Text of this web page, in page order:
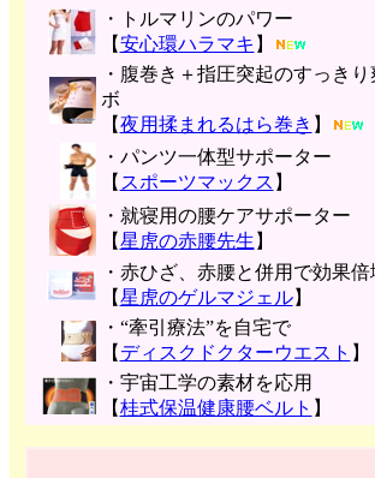
・トルマリンのパワー
【安心環ハラマキ 】
・腹巻き＋指圧突起のすっきり
ボ
【夜用揉まれるはら巻き 】
・パンツ一体型サポーター
【 スポーツマックス 】
・就寝用の腰ケアサポーター
【星虎の赤腰先生 】
・赤ひざ、赤腰と併用で効果倍
【星虎のゲルマジェル】
・“牽引療法”を自宅で
【 ディスクドクターウエスト 】
・宇宙工学の素材を応用
【桂式保温健康腰ベルト 】